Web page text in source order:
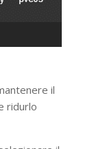
il
ridurlo